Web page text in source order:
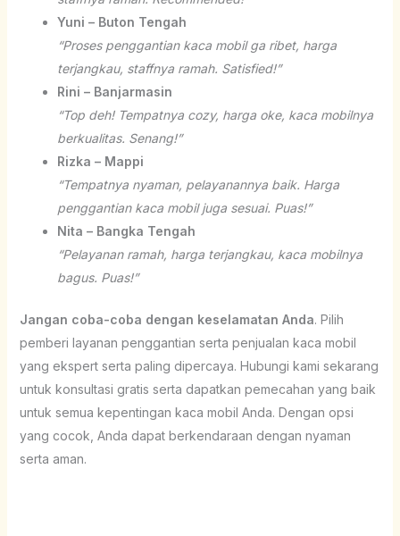
Yuni – Buton Tengah
“Proses penggantian kaca mobil ga ribet, harga
terjangkau, staffnya ramah. Satisfied!”
Rini – Banjarmasin
“Top deh! Tempatnya cozy, harga oke, kaca mobilnya
berkualitas. Senang!”
Rizka – Mappi
“Tempatnya nyaman, pelayanannya baik. Harga
penggantian kaca mobil juga sesuai. Puas!”
Nita – Bangka Tengah
“Pelayanan ramah, harga terjangkau, kaca mobilnya
bagus. Puas!”
Jangan coba-coba dengan keselamatan Anda. Pilih
pemberi layanan penggantian serta penjualan kaca mobil
yang ekspert serta paling dipercaya. Hubungi kami sekarang
untuk konsultasi gratis serta dapatkan pemecahan yang baik
untuk semua kepentingan kaca mobil Anda. Dengan opsi
yang cocok, Anda dapat berkendaraan dengan nyaman
serta aman.